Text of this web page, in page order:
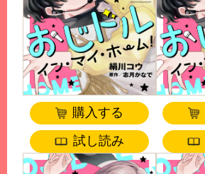
購入する
試し読み